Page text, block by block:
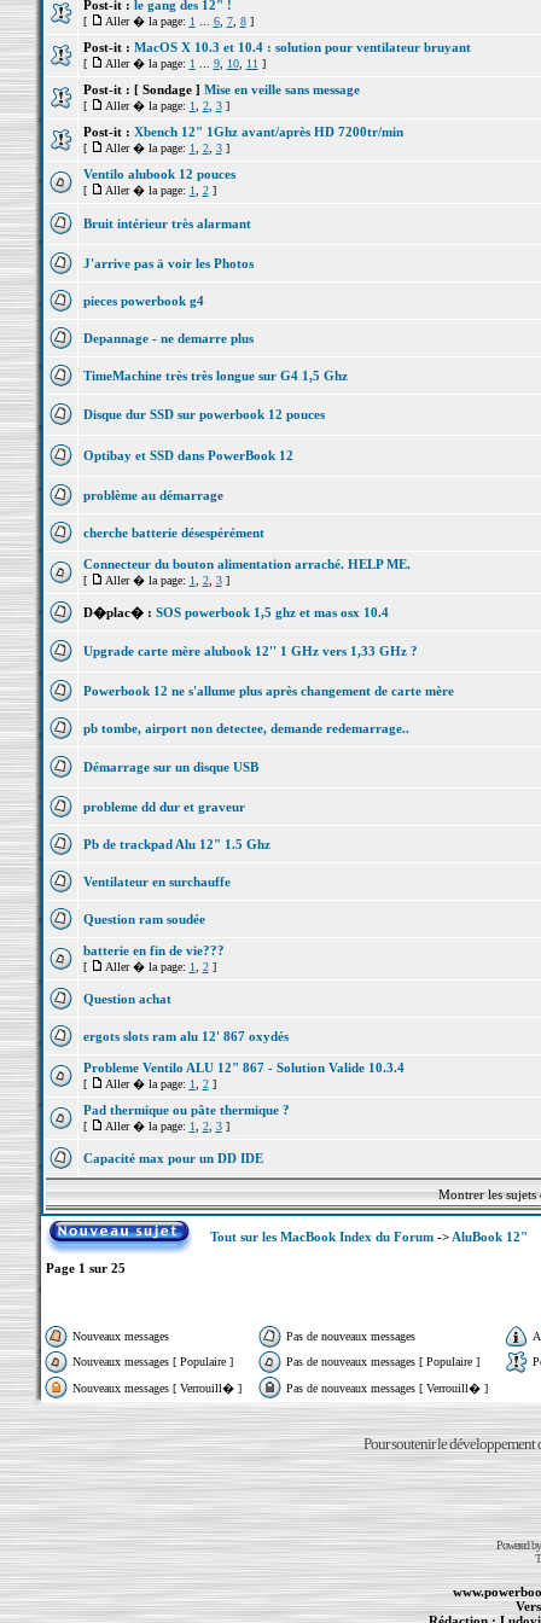
Post-it : le gang des 12" !
[ Aller � la page: 1 6, 7, 8]
Post-it : MacOS X 10.3 et 10.4 : solution pour ventilateur bruyant
[ Aller � la page: 1 9, 10, 11 ]
Post-it : [ Sondage ] Mise en veille sans message
[ Aller � la page: 1 2, 3]
Post-it : Xbench 12" 1Ghz avant/après HD 7200tr/min
[ Aller � la page: 1 2, 3]
Ventilo alubook 12 pouces
[ Aller � la page: 1 2]
Bruit intérieur très alarmant
J'arrive pas ä voir les Photos
pieces powerbook g4
Depannage - ne demarre plus
TimeMachine très très longue sur G4 1,5 Ghz
Disque dur SSD sur powerbook 12 pouces
Optibay et SSD dans PowerBook 12
problème au démarrage
cherche batterie désespérément
Connecteur du bouton alimentation arraché. HELP ME.
[ Aller � la page: 1 2, 3]
D�plac� : SOS powerbook 1,5 ghz et mas osx 10.4
Upgrade carte mère alubook 12'' 1 GHz vers 1,33 GHz ?
Powerbook 12 ne s'allume plus après changement de carte mère
pb tombe, airport non detectee, demande redemarrage..
Démarrage sur un disque USB
probleme dd dur et graveur
Pb de trackpad Alu 12" 1.5 Ghz
Ventilateur en surchauffe
Question ram soudée
batterie en fin de vie???
[ Aller � la page: 1 2]
Question achat
ergots slots ram alu 12' 867 oxydés
Probleme Ventilo ALU 12" 867 - Solution Valide 10.3.4
[ Aller � la page: 1 2]
Pad thermique ou pâte thermique ?
[ Aller � la page: 1 2, 3]
Capacité max pour un DD IDE
Montrer les
Tout sur les MacBook Index du Forum-> AluBook 12"
Page 1 sur 25
Nouveaux messages Pas de nouveaux messages
Nouveaux messages [ Populaire ]
Pas de nouveaux messages [ Populaire ]
Nouveaux messages [ Verrouill� ]
Pas de nouveaux messages [ Verrouill� ]
Pour soutenir le développement
Powered